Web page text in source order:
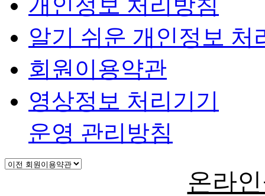
알기 쉬운 개인정보 처
회원이용약관
영상정보 처리기기
운영 관리방침
온라